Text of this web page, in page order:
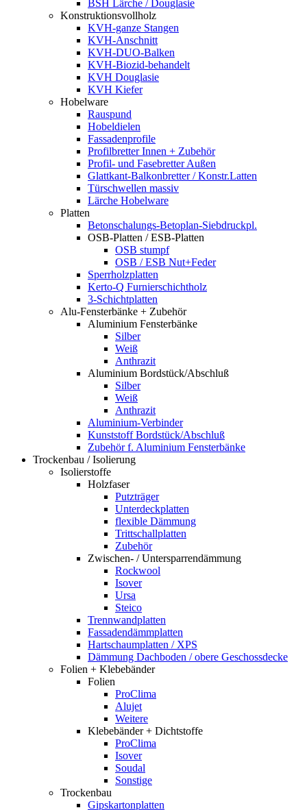
BSH Lärche / Douglasie
Konstruktionsvollholz
KVH-ganze Stangen
KVH-Anschnitt
KVH-DUO-Balken
KVH-Biozid-behandelt
KVH Douglasie
KVH Kiefer
Hobelware
Rauspund
Hobeldielen
Fassadenprofile
Profilbretter Innen + Zubehör
Profil- und Fasebretter Außen
Glattkant-Balkonbretter / Konstr.Latten
Türschwellen massiv
Lärche Hobelware
Platten
Betonschalungs-Betoplan-Siebdruckpl.
OSB-Platten / ESB-Platten
OSB stumpf
OSB / ESB Nut+Feder
Sperrholzplatten
Kerto-Q Furnierschichtholz
3-Schichtplatten
Alu-Fensterbänke + Zubehör
Aluminium Fensterbänke
Silber
Weiß
Anthrazit
Aluminium Bordstück/Abschluß
Silber
Weiß
Anthrazit
Aluminium-Verbinder
Kunststoff Bordstück/Abschluß
Zubehör f. Aluminium Fensterbänke
Trockenbau / Isolierung
Isolierstoffe
Holzfaser
Putzträger
Unterdeckplatten
flexible Dämmung
Trittschallplatten
Zubehör
Zwischen- / Untersparrendämmung
Rockwool
Isover
Ursa
Steico
Trennwandplatten
Fassadendämmplatten
Hartschaumplatten / XPS
Dämmung Dachboden / obere Geschossdecke
Folien + Klebebänder
Folien
ProClima
Alujet
Weitere
Klebebänder + Dichtstoffe
ProClima
Isover
Soudal
Sonstige
Trockenbau
Gipskartonplatten